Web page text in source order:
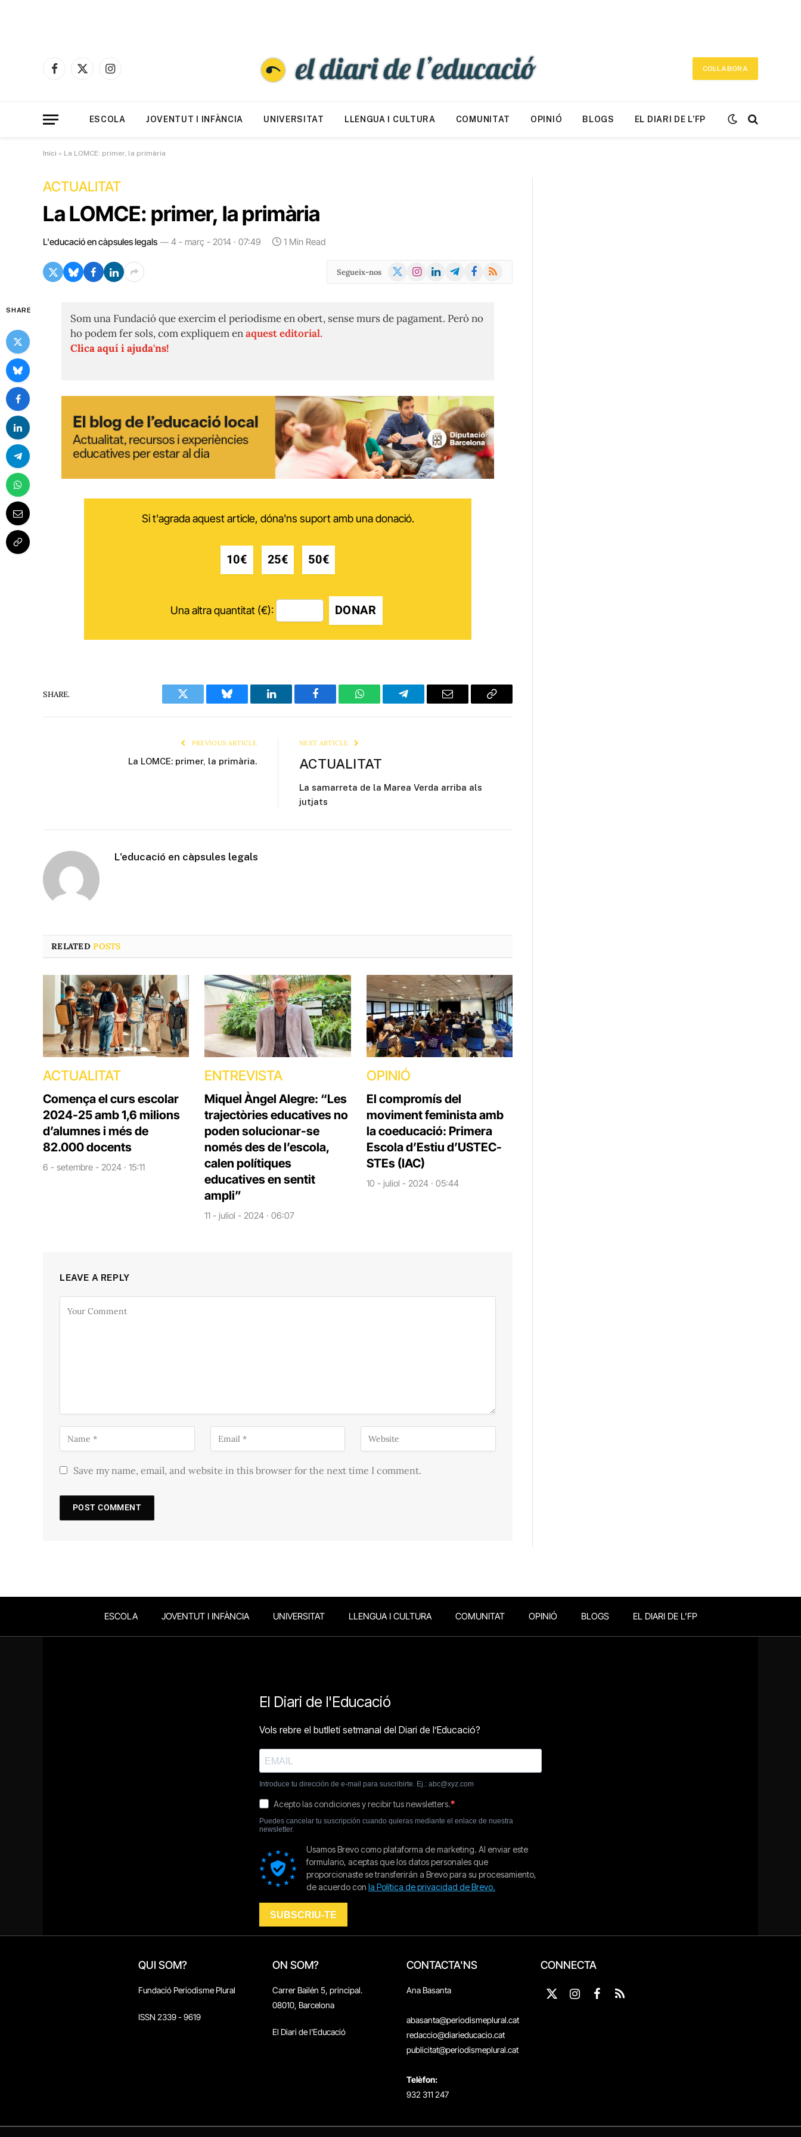
Facebook
X
Instagram
COL·LABORA
ESCOLA JOVENTUT I INFÀNCIA UNIVERSITAT LLENGUA I CULTURA COMUNITAT OPINIÓ BLOGS EL DIARI DE L’FP
Inici » La LOMCE: primer, la primària
ACTUALITAT
La LOMCE: primer, la primària
L'educació en càpsules legals 4 - març - 2014 · 07:49 1 Min Read
Segueix-nos
X
Instagram
LinkedInTelegramFacebook
RSS
SHARE
Som una Fundació que exercim el periodisme en obert, sense murs de pagament. Però no
ho podem fer sols, com expliquem enaquest editorial.
Clica aquí i ajuda'ns!
Si t'agrada aquest article, dóna'ns suport amb una donació.
10€ 25€ 50€
Una altra quantitat (€): DONAR
SHARE.
Twitter Bluesky LinkedIn Facebook WhatsAppTelegram Email
Copy
PREVIOUS ARTICLE
La LOMCE: primer, la primària.
NEXT ARTICLE
ACTUALITAT
La samarreta de la Marea Verda arriba als
jutjats
L'educació en càpsules legals
RELATEDPOSTS
ACTUALITAT
Comença el curs escolar
2024-25 amb 1,6 milions
d’alumnes i més de
82.000 docents
6 - setembre - 2024 · 15:11
ENTREVISTA
Miquel Àngel Alegre: “Les
trajectòries educatives no
poden solucionar-se
només des de l’escola,
calen polítiques
educatives en sentit
ampli”
11 - juliol - 2024 · 06:07
OPINIÓ
El compromís del
moviment feminista amb
la coeducació: Primera
Escola d’Estiu d’USTEC-
STEs (IAC)
10 - juliol - 2024 · 05:44
LEAVE A REPLY
Save my name, email, and website in this browser for the next time I comment.
ESCOLA JOVENTUT I INFÀNCIA UNIVERSITAT LLENGUA I CULTURA COMUNITAT OPINIÓ BLOGS EL DIARI DE L’FP
QUI SOM?
Fundació Periodisme Plural
ISSN 2339 - 9619
ON SOM?
Carrer Bailén 5, principal.
08010, Barcelona
El Diari de l'Educació
CONTACTA'NS
Ana Basanta
abasanta@periodismeplural.cat
redaccio@diarieducacio.cat
publicitat@periodismeplural.cat
Telèfon:
932 311 247
CONNECTA
X
Instagram
Facebook
RSS